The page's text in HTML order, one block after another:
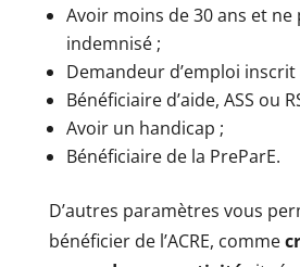
Avoir moins de 30 ans et ne
indemnisé ;
Demandeur d’emploi
Bénéficiaire d’aide, ASS ou
Avoir un handicap ;
Bénéficiaire de la PreParE.
D’autres paramètres vous
bénéficier de l’ACRE, comme